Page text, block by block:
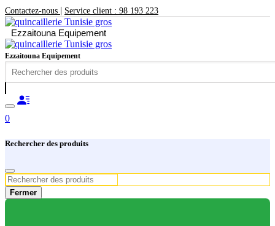
Contactez-nous | Service client : 98 193 223
Ezzaitouna Equipement
Ezzaitouna Equipement
0
Rechercher des produits
Fermer